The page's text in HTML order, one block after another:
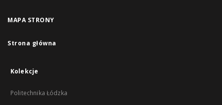
MAPA STRONY
Strona główna
Kolekcje
Politechnika Łódzka